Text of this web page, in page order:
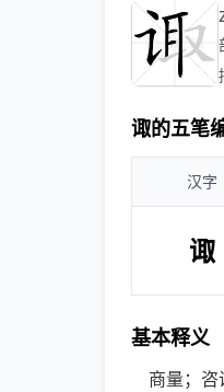
诹的五笔
汉字
诹
基本释义
商量；咨